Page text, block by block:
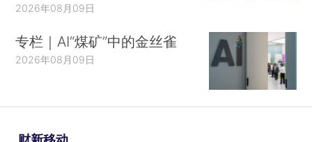
2026年08月09日
专栏｜AI“煤矿”中的金丝雀
2026年08月09日